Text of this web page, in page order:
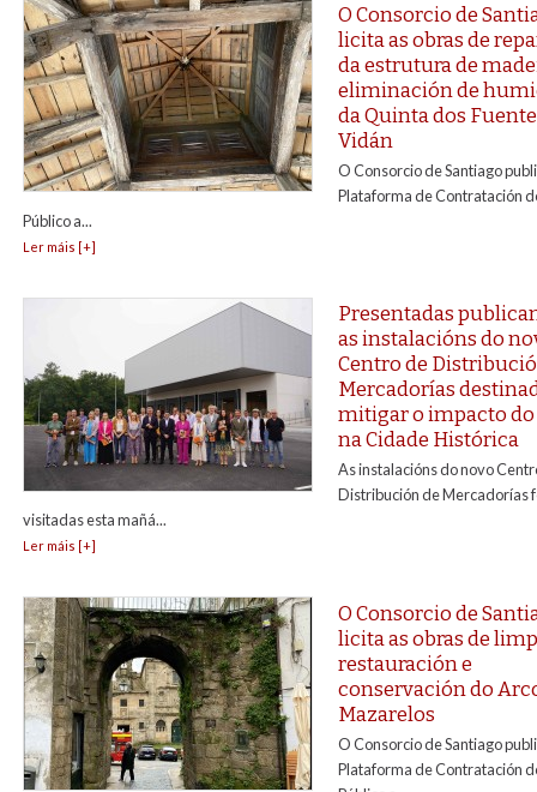
O Consorcio de
licita as obras de
da estrutura de
eliminación de
da Quinta dos
Vidán
O Consorcio de Santiago
Plataforma de Contratación
Público a...
Ler máis [+]
Presentadas
as instalacións do
Centro de
Mercadorías
mitigar o impacto
na Cidade Histórica
As instalacións do novo
Distribución de Mercadorías
visitadas esta mañá...
Ler máis [+]
O Consorcio de
licita as obras de
restauración e
conservación do
Mazarelos
O Consorcio de Santiago
Plataforma de Contratación